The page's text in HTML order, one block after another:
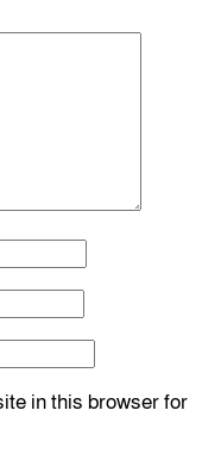
in this browser for